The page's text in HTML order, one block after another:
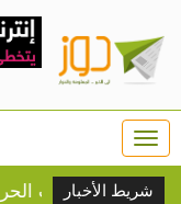
شريط الأخبار
الحرارة